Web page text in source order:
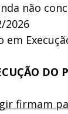
não
2026
em
DO
firmam